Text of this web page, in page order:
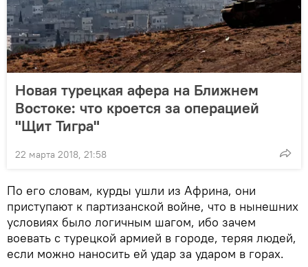
Новая турецкая афера на Ближнем
Востоке: что кроется за операцией
"Щит Тигра"
22 марта 2018, 21:58
По его словам, курды ушли из Африна, они
приступают к партизанской войне, что в нынешних
условиях было логичным шагом, ибо зачем
воевать с турецкой армией в городе, теряя людей,
если можно наносить ей удар за ударом в горах.